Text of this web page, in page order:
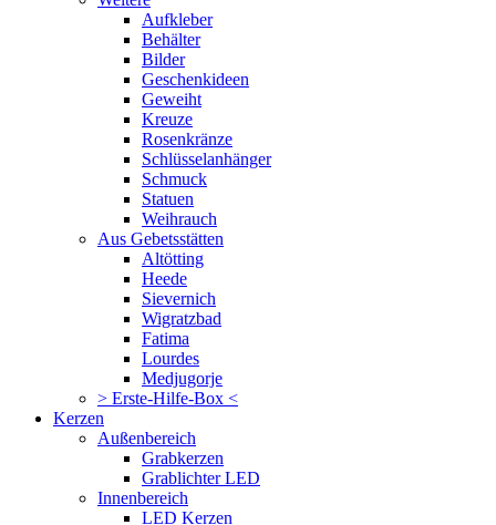
Aufkleber
Behälter
Bilder
Geschenkideen
Geweiht
Kreuze
Rosenkränze
Schlüsselanhänger
Schmuck
Statuen
Weihrauch
Aus Gebetsstätten
Altötting
Heede
Sievernich
Wigratzbad
Fatima
Lourdes
Medjugorje
> Erste-Hilfe-Box <
Kerzen
Außenbereich
Grabkerzen
Grablichter LED
Innenbereich
LED Kerzen